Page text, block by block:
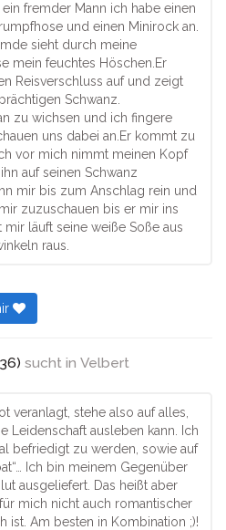
fremder Mann ich habe einen
und einen Minirock an.
sieht durch meine
mein feuchtes Höschen.Er
Reisverschluss auf und zeigt
Schwanz.
zu wichsen und ich fingere
uns dabei an.Er kommt zu
vor mich nimmt meinen Kopf
auf seinen Schwanz
mir bis zum Anschlag rein und
zuzuschauen bis er mir ins
mir läuft seine weiße Soße aus
raus.
sucht in Velbert
veranlagt, stehe also auf alles,
Leidenschaft ausleben kann. Ich
befriedigt zu werden, sowie auf
Ich bin meinem Gegenüber
ausgeliefert. Das heißt aber
mich nicht auch romantischer
ist. Am besten in Kombination ;)!